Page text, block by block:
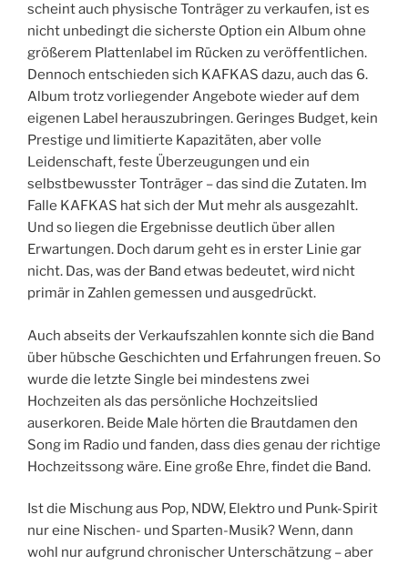
scheint auch physische Tonträger zu verkaufen, ist es
nicht unbedingt die sicherste Option ein Album ohne
größerem Plattenlabel im Rücken zu veröffentlichen.
Dennoch entschieden sich KAFKAS dazu, auch das 6.
Album trotz vorliegender Angebote wieder auf dem
eigenen Label herauszubringen. Geringes Budget, kein
Prestige und limitierte Kapazitäten, aber volle
Leidenschaft, feste Überzeugungen und ein
selbstbewusster Tonträger – das sind die Zutaten. Im
Falle KAFKAS hat sich der Mut mehr als ausgezahlt.
Und so liegen die Ergebnisse deutlich über allen
Erwartungen. Doch darum geht es in erster Linie gar
nicht. Das, was der Band etwas bedeutet, wird nicht
primär in Zahlen gemessen und ausgedrückt.
Auch abseits der Verkaufszahlen konnte sich die Band
über hübsche Geschichten und Erfahrungen freuen. So
wurde die letzte Single bei mindestens zwei
Hochzeiten als das persönliche Hochzeitslied
auserkoren. Beide Male hörten die Brautdamen den
Song im Radio und fanden, dass dies genau der richtige
Hochzeitssong wäre. Eine große Ehre, findet die Band.
Ist die Mischung aus Pop, NDW, Elektro und Punk-Spirit
nur eine Nischen- und Sparten-Musik? Wenn, dann
wohl nur aufgrund chronischer Unterschätzung – aber